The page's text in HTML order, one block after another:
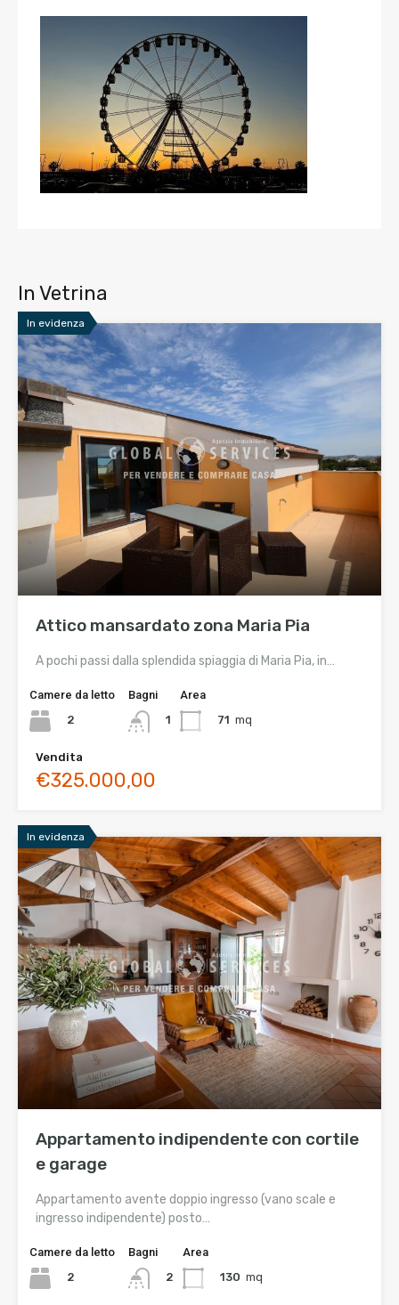
In Vetrina
In evidenza
Attico mansardato zona Maria Pia
A pochi passi dalla splendida spiaggia di Maria Pia, in…
Camere da letto
2
Bagni
1
Area
71 mq
Vendita
€325.000,00
In evidenza
Appartamento indipendente con cortile
e garage
Appartamento avente doppio ingresso (vano scale e
ingresso indipendente) posto…
Camere da letto
2
Bagni
2
Area
130 mq